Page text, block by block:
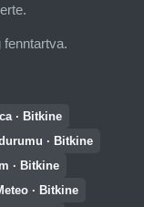
· Bitkine
· Bitkine
· Bitkine
· Bitkine